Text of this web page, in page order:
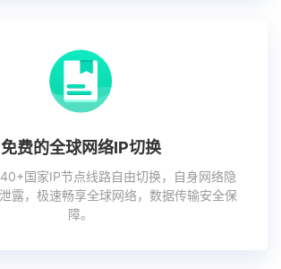
免费的全球网络IP切换
国家IP节点线路自由切换，自身网络隐
露，极速畅享全球网络，数据传输安全保
障。